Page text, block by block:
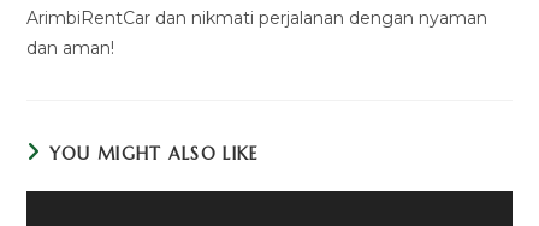
ArimbiRentCar dan nikmati perjalanan dengan nyaman
dan aman!
YOU MIGHT ALSO LIKE